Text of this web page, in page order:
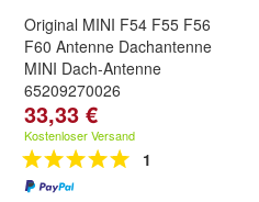
Original MINI F54 F55 F56
F60 Antenne Dachantenne
MINI Dach-Antenne
65209270026
33,33 €
Kostenloser Versand
1